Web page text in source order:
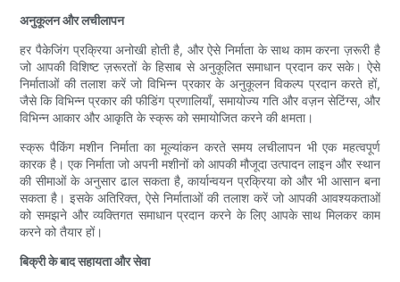
अनुकूलन और लचीलापन
हर पैकेजिंग प्रक्रिया अनोखी होती है, और ऐसे निर्माता के साथ काम करना ज़रूरी है
जो आपकी विशिष्ट ज़रूरतों के हिसाब से अनुकूलित समाधान प्रदान कर सके। ऐसे
निर्माताओं की तलाश करें जो विभिन्न प्रकार के अनुकूलन विकल्प प्रदान करते हों,
जैसे कि विभिन्न प्रकार की फीडिंग प्रणालियाँ, समायोज्य गति और वज़न सेटिंग्स, और
विभिन्न आकार और आकृति के स्क्रू को समायोजित करने की क्षमता।
स्क्रू पैकिंग मशीन निर्माता का मूल्यांकन करते समय लचीलापन भी एक महत्वपूर्ण
कारक है। एक निर्माता जो अपनी मशीनों को आपकी मौजूदा उत्पादन लाइन और स्थान
की सीमाओं के अनुसार ढाल सकता है, कार्यान्वयन प्रक्रिया को और भी आसान बना
सकता है। इसके अतिरिक्त, ऐसे निर्माताओं की तलाश करें जो आपकी आवश्यकताओं
को समझने और व्यक्तिगत समाधान प्रदान करने के लिए आपके साथ मिलकर काम
करने को तैयार हों।
बिक्री के बाद सहायता और सेवा